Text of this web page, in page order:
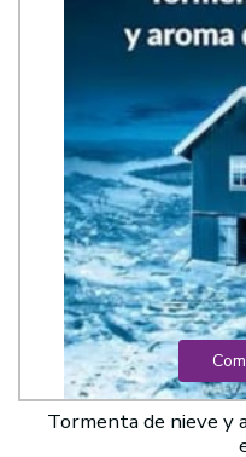
Tormenta de nieve y